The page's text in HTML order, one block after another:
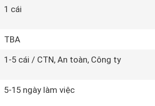
1 cái
TBA
1-5 cái / CTN, An toàn, Công ty
5-15 ngày làm việc